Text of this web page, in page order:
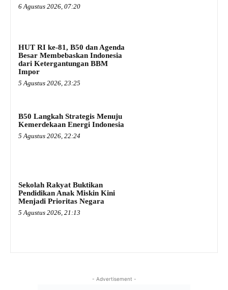
6 Agustus 2026, 07:20
HUT RI ke-81, B50 dan Agenda
Besar Membebaskan Indonesia
dari Ketergantungan BBM
Impor
5 Agustus 2026, 23:25
B50 Langkah Strategis Menuju
Kemerdekaan Energi Indonesia
5 Agustus 2026, 22:24
Sekolah Rakyat Buktikan
Pendidikan Anak Miskin Kini
Menjadi Prioritas Negara
5 Agustus 2026, 21:13
- Advertisement -